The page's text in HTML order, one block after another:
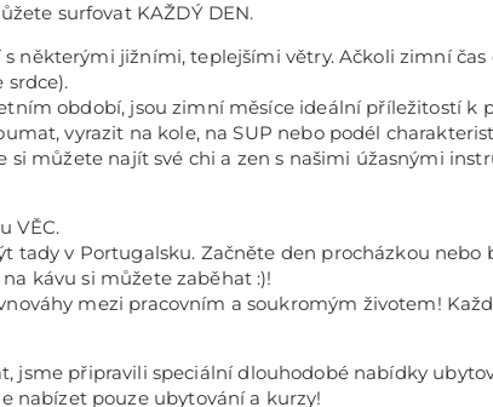
surfovat KAŽDÝ DEN.
některými jižními, teplejšími větry. Ačkoli zimní
období, jsou zimní měsíce ideální příležitostí k
vyrazit na kole, na SUP nebo podél
můžete najít své chi a zen s našimi úžasnými
VĚC.
tady v Portugalsku. Začněte den procházkou
kávu si můžete zaběhat :)!
mezi pracovním a soukromým životem!
jsme připravili speciální dlouhodobé nabídky
nabízet pouze ubytování a kurzy!